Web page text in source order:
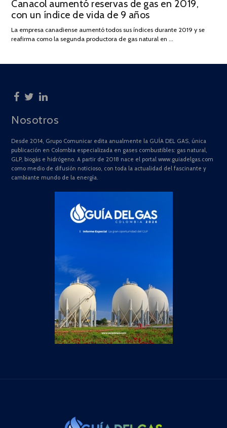
ON
DE
JULIO
2025
Canacol aumentó reservas de gas en 2019,
con un índice de vida de 9 años
La empresa canadiense aumentó todos sus índices durante 2019 y se
reafirma como la segunda productora de gas natural en …
Nosotros
Desde 2014, Grupo Comunicar edita anualmente la GUÍA DEL GAS, única
publicación en Colombia especializada en gases combustibles: gas natural,
GLP, biogás e hidrógeno. A partir de 2018 nace el portal www.guiadelgas.com
como medio de difusión noticioso, con toda la actualidad del fascinante y
cambiante mundo de la energía.